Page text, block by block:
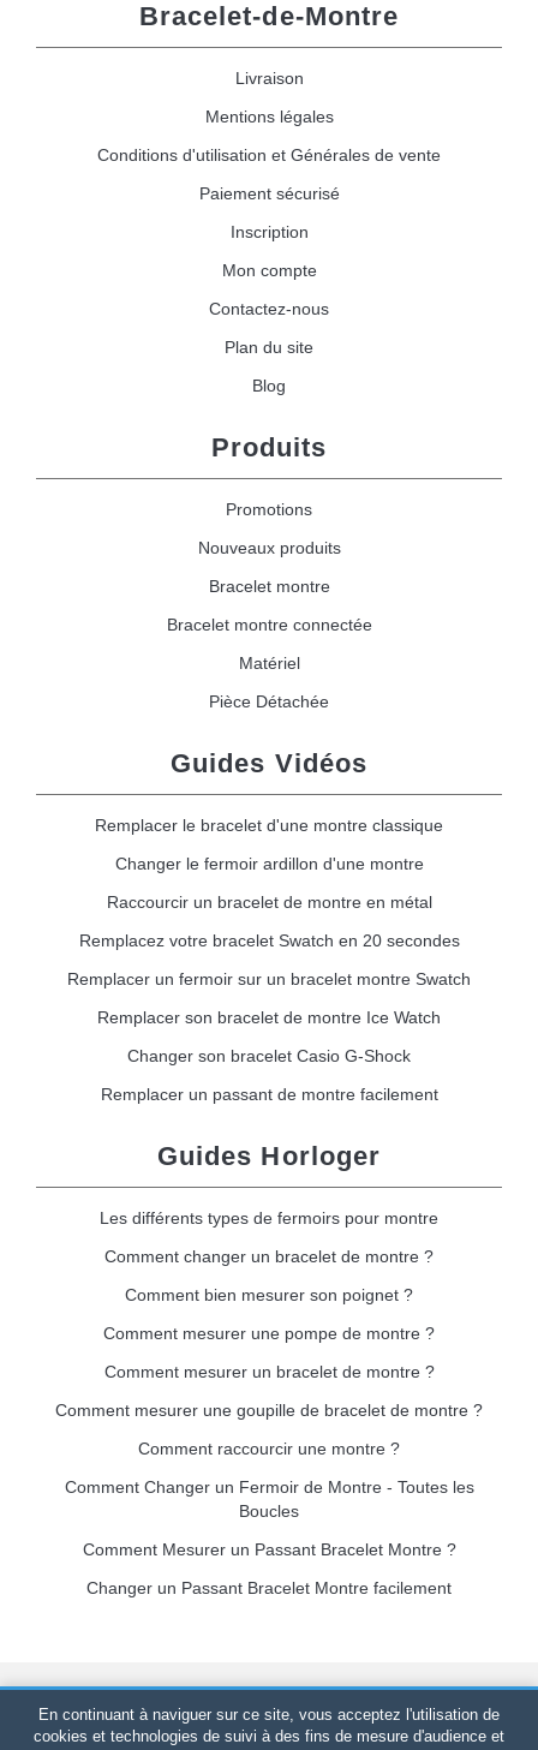
Bracelet-de-Montre
Livraison
Mentions légales
Conditions d'utilisation et Générales de vente
Paiement sécurisé
Inscription
Mon compte
Contactez-nous
Plan du site
Blog
Produits
Promotions
Nouveaux produits
Bracelet montre
Bracelet montre connectée
Matériel
Pièce Détachée
Guides Vidéos
Remplacer le bracelet d'une montre classique
Changer le fermoir ardillon d'une montre
Raccourcir un bracelet de montre en métal
Remplacez votre bracelet Swatch en 20 secondes
Remplacer un fermoir sur un bracelet montre Swatch
Remplacer son bracelet de montre Ice Watch
Changer son bracelet Casio G-Shock
Remplacer un passant de montre facilement
Guides Horloger
Les différents types de fermoirs pour montre
Comment changer un bracelet de montre ?
Comment bien mesurer son poignet ?
Comment mesurer une pompe de montre ?
Comment mesurer un bracelet de montre ?
Comment mesurer une goupille de bracelet de montre ?
Comment raccourcir une montre ?
Comment Changer un Fermoir de Montre - Toutes les
Boucles
Comment Mesurer un Passant Bracelet Montre ?
Changer un Passant Bracelet Montre facilement
Bracelet-de-montre.com© 2026Tous droits réservés-SIRET
520 247 727 000 57 -Plateforme Juridique : BP 20075 - 31121
En continuant à naviguer sur ce site, vous acceptez l'utilisation de
cookies et technologies de suivi à des fins de mesure d'audience et